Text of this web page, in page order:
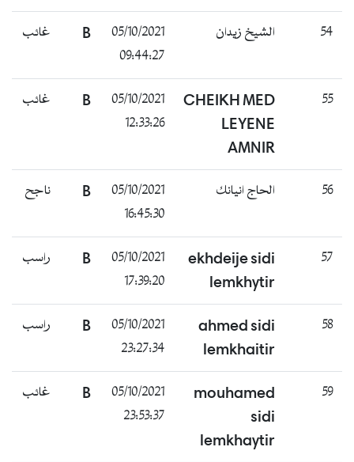
54 الشيخ زيدان
05/10/2021
09:44:27
B غائب
55
CHEIKH MED
LEYENE
AMNIR
05/10/2021
12:33:26
B غائب
56 الحاج انيانك
05/10/2021
16:45:30
B ناجح
57
ekhdeije sidi
lemkhytir
05/10/2021
17:39:20
B راسب
58
ahmed sidi
lemkhaitir
05/10/2021
23:27:34
B راسب
59
mouhamed
sidi
lemkhaytir
05/10/2021
23:53:37
B غائب